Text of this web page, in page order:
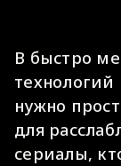
В быстро
нужно
для
сериалы,